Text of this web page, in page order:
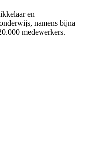
en
namens bijna
medewerkers.